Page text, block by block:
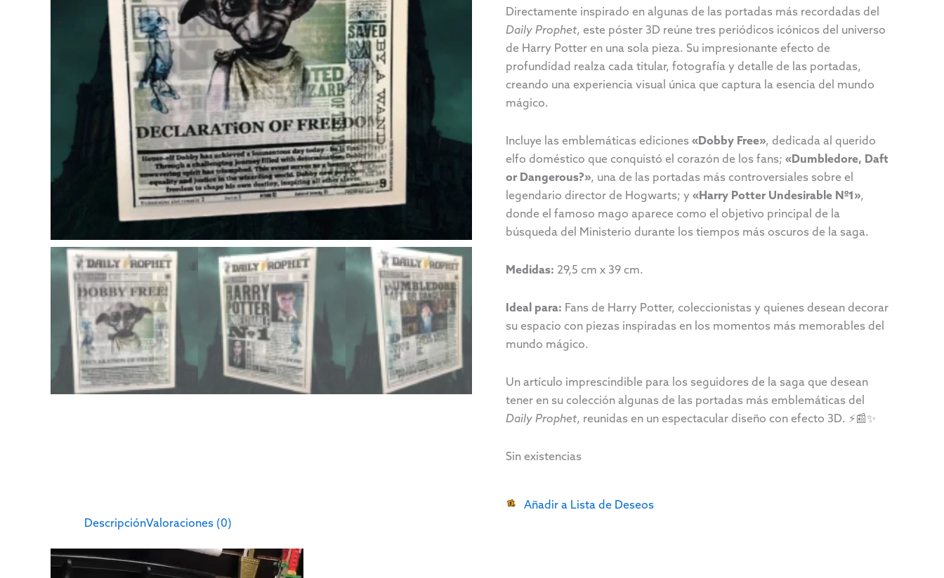
Directamente inspirado en algunas de las portadas más recordadas del
Daily Prophet, este póster 3D reúne tres periódicos icónicos del universo
de Harry Potter en una sola pieza. Su impresionante efecto de
profundidad realza cada titular, fotografía y detalle de las portadas,
creando una experiencia visual única que captura la esencia del mundo
mágico.
Incluye las emblemáticas ediciones «Dobby Free», dedicada al querido
elfo doméstico que conquistó el corazón de los fans; «Dumbledore, Daft
or Dangerous?», una de las portadas más controversiales sobre el
legendario director de Hogwarts; y «Harry Potter Undesirable Nº1»,
donde el famoso mago aparece como el objetivo principal de la
búsqueda del Ministerio durante los tiempos más oscuros de la saga.
Medidas: 29,5 cm x 39 cm.
Ideal para: Fans de Harry Potter, coleccionistas y quienes desean decorar
su espacio con piezas inspiradas en los momentos más memorables del
mundo mágico.
Un artículo imprescindible para los seguidores de la saga que desean
tener en su colección algunas de las portadas más emblemáticas del
Daily Prophet, reunidas en un espectacular diseño con efecto 3D. ⚡📰✨
Sin existencias
Añadir a Lista de Deseos
DescripciónValoraciones (0)